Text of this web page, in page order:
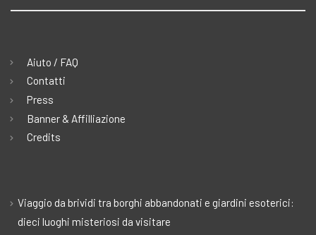
Aiuto / FAQ
Contatti
Press
Banner & Affilliazione
Credits
Viaggio da brividi tra borghi abbandonati e giardini esoterici:
dieci luoghi misteriosi da visitare